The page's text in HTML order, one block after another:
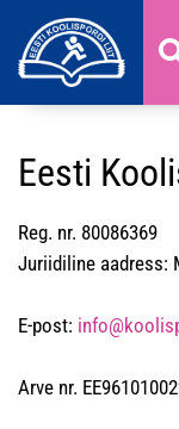
Eesti
Reg. nr. 80086369
Juriidiline aadress:
E-post:
Arve nr.